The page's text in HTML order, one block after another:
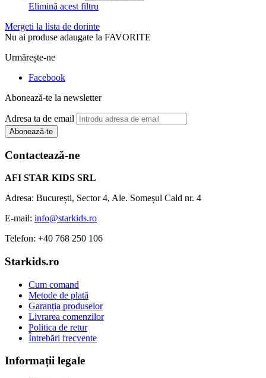
Elimină acest filtru
Mergeti la lista de dorinte
Nu ai produse adaugate la FAVORITE
Urmărește-ne
Facebook
Abonează-te la newsletter
Adresa ta de email
Abonează-te
Contactează-ne
AFI STAR KIDS SRL
Adresa: București, Sector 4, Ale. Someșul Cald nr. 4
E-mail: info@starkids.ro
Telefon: +40 768 250 106
Starkids.ro
Cum comand
Metode de plată
Garanția produselor
Livrarea comenzilor
Politica de retur
Întrebări frecvente
Informații legale